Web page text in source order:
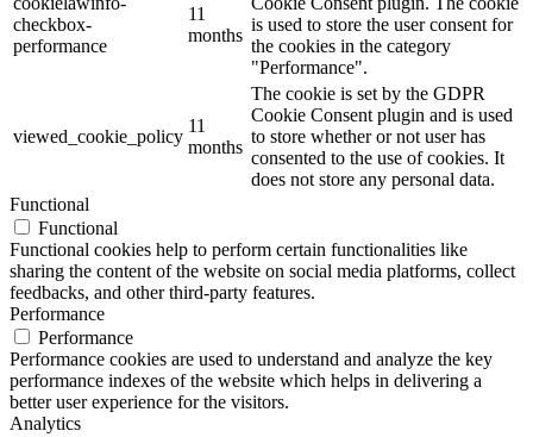
checkbox-
performance
11
months
is used to store the user consent for
the cookies in the category
"Performance".
viewed_cookie_policy
11
months
The cookie is set by the GDPR
Cookie Consent plugin and is used
to store whether or not user has
consented to the use of cookies. It
does not store any personal data.
Functional
Functional
Functional cookies help to perform certain functionalities like
sharing the content of the website on social media platforms, collect
feedbacks, and other third-party features.
Performance
Performance
Performance cookies are used to understand and analyze the key
performance indexes of the website which helps in delivering a
better user experience for the visitors.
Analytics